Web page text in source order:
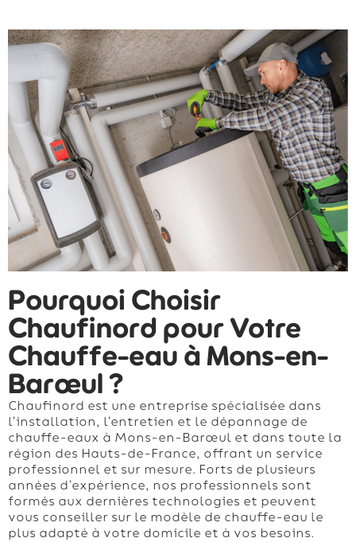
Pourquoi Choisir
Chaufinord pour Votre
Chauffe-eau à Mons-en-
Barœul ?
Chaufinord est une entreprise spécialisée dans
l’installation, l’entretien et le dépannage de
chauffe-eaux à Mons-en-Barœul et dans toute la
région des Hauts-de-France, offrant un service
professionnel et sur mesure. Forts de plusieurs
années d’expérience, nos professionnels sont
formés aux dernières technologies et peuvent
vous conseiller sur le modèle de chauffe-eau le
plus adapté à votre domicile et à vos besoins.